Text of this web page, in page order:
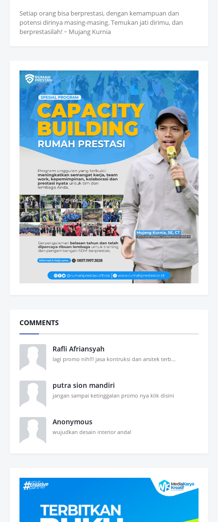
Setiap orang bisa berprestasi, dengan kemampuan dan
potensi dirinya masing-masing. Temukan jati dirimu, dan
berprestasilah! ~ Mujang Kurnia
COMMENTS
Rafli Afriansyah
lagi promo nih!!! jasa kontruksi dan arsitek terb...
putra sion mandiri
jangan sampai ketinggalan promo nya klik disini
Anonymous
wujudkan desain interior anda!